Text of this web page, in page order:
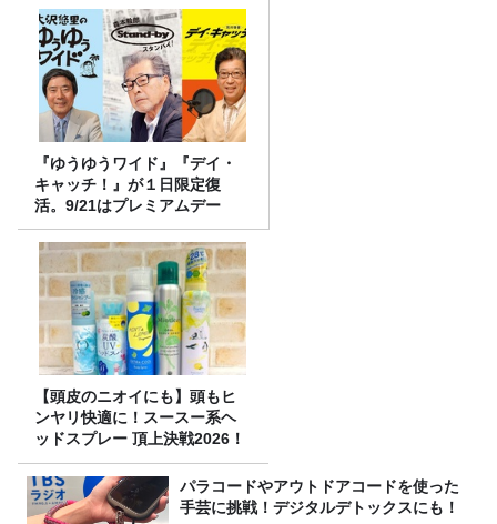
『ゆうゆうワイド』『デイ・
キャッチ！』が１日限定復
活。9/21はプレミアムデー
【頭皮のニオイにも】頭もヒ
ンヤリ快適に！スースー系ヘ
ッドスプレー 頂上決戦2026！
パラコードやアウトドアコードを使った
手芸に挑戦！デジタルデトックスにも！